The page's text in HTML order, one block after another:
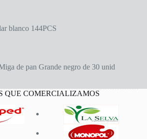
blanco 144PCS
de pan Grande negro de 30 unid
QUE COMERCIALIZAMOS